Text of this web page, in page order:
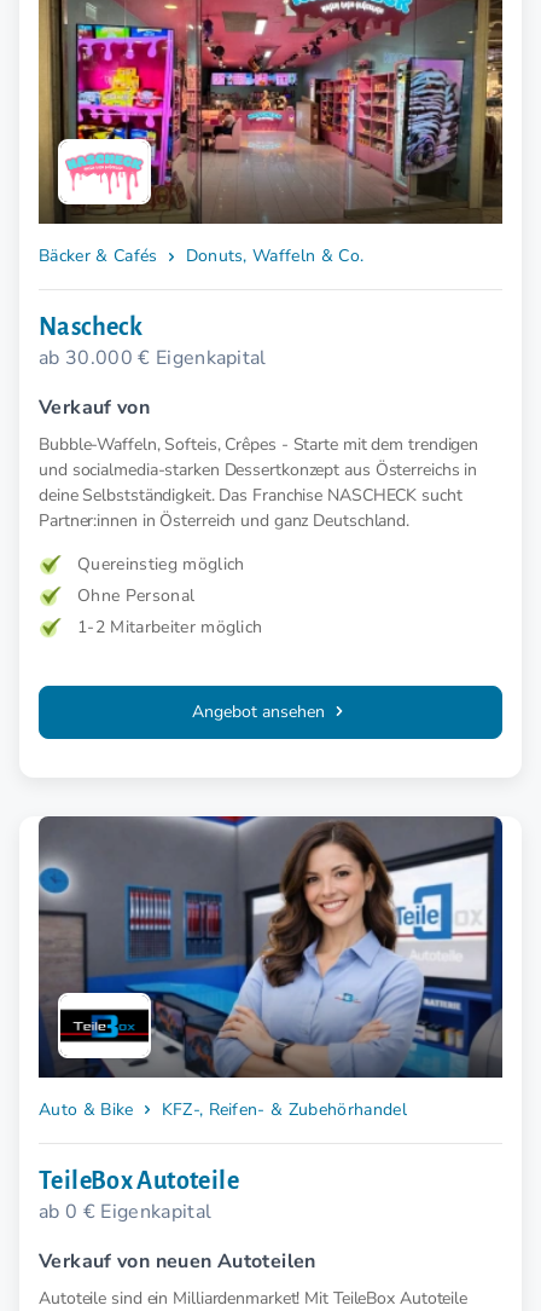
Bäcker & Cafés Donuts, Waffeln & Co.
Nascheck
ab 30.000 € Eigenkapital
Verkauf von
Bubble-Waffeln, Softeis, Crêpes - Starte mit dem trendigen
und socialmedia-starken Dessertkonzept aus Österreichs in
deine Selbstständigkeit. Das Franchise NASCHECK sucht
Partner:innen in Österreich und ganz Deutschland.
Quereinstieg möglich
Ohne Personal
1-2 Mitarbeiter möglich
Angebot ansehen
Auto & Bike KFZ-, Reifen- & Zubehörhandel
TeileBox Autoteile
ab 0 € Eigenkapital
Verkauf von neuen Autoteilen
Autoteile sind ein Milliardenmarket! Mit TeileBox Autoteile